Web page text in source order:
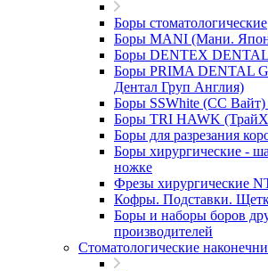
Боры стоматологические
Боры MANI (Мани.
Боры DENTEX DENTAL
Боры PRIMA DENTAL
Дентал Груп Англия)
Боры SSWhite (СС
Боры TRI HAWK
Боры для разрезания
Боры хирургические -
ножке
Фрезы хирургические
Кофры. Подставки.
Боры и наборы боров
производителей
Стоматологические